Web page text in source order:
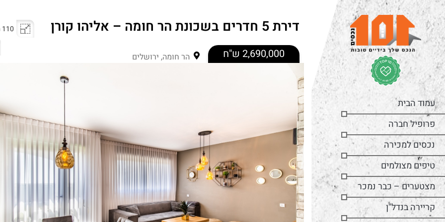
עמוד הבית
פרופיל חברה
נכסים למכירה
טיפים מצולמים
מצטערים – כבר נמכר
קריירה בנדל"ן
דירת 5 חדרים בשכונת הר חומה – אליהו קורן
2,690,000 ש"ח הר חומה, ירושלים
110 מ"ר